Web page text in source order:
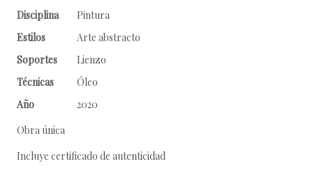
Disciplina
Pintura
Estilos
Arte abstracto
Soportes
Lienzo
Técnicas
Óleo
Año
2020
Obra única
Incluye certificado de autenticidad